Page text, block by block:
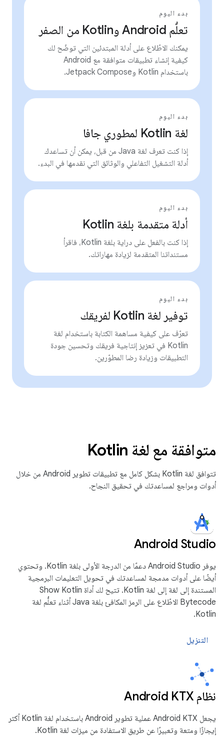
بدء اليوم
تعلُّم Android وKotlin من الصفر
يمكنك الاطّلاع على أدلة المبتدئين التي توضّح لك
كيفية إنشاء تطبيقات متوافقة مع Android
باستخدام Kotlin وJetpack Compose.
بدء اليوم
لغة Kotlin لمطوري جافا
إذا كنت تعرف لغة Java من قبل، يمكن أن تساعدك
أدلة التشغيل التفاعلي والوثائق التي نقدمها في البدء.
بدء اليوم
أدلة متقدمة بلغة Kotlin
إذا كنت بالفعل على دراية بلغة Kotlin، فاقرأ
مستنداتنا المتقدمة لزيادة مهاراتك.
بدء اليوم
توفير لغة Kotlin لفريقك
تعرّف على كيفية مساهمة الكتابة باستخدام لغة
Kotlin في تعزيز إنتاجية فريقك وتحسين جودة
التطبيقات وزيادة رضا المطوّرين.
متوافقة مع لغة Kotlin
تتوافق لغة Kotlin بشكل كامل مع تطبيقات تطوير Android من خلال
أدوات ومراجع لمساعدتك في تحقيق النجاح.
Android Studio
يوفر Android Studio دعمًا من الدرجة الأولى بلغة Kotlin. وتحتوي
أيضًا على أدوات مدمجة لمساعدتك في تحويل التعليمات البرمجية
المستندة إلى لغة إلى لغة Kotlin. تتيح لك أداة Show Kotlin
Bytecode الاطّلاع على الرمز المكافئ بلغة Java أثناء تعلُّم لغة
Kotlin.
التنزيل
نظام Android KTX
يجعل Android KTX عملية تطوير Android باستخدام لغة Kotlin أكثر
إيجازًا ومتعة وتعبيرًا عن طريق الاستفادة من ميزات لغة Kotlin.